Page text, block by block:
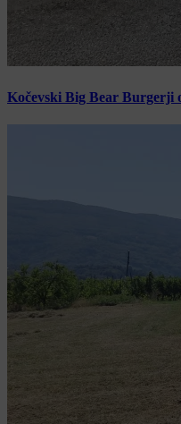
Kočevski Big Bear Burgerji